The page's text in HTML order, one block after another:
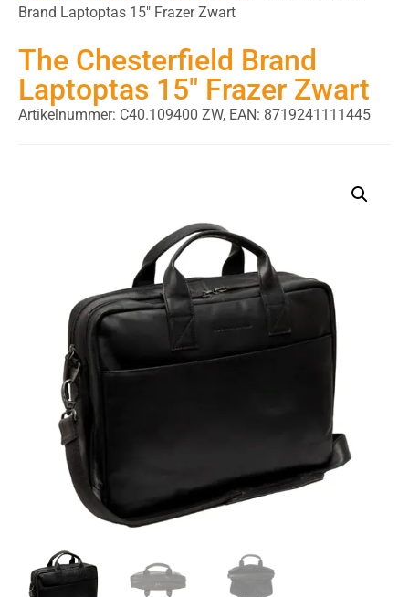
Brand Laptoptas 15″ Frazer Zwart
The Chesterfield Brand
Laptoptas 15″ Frazer Zwart
Artikelnummer: C40.109400 ZW, EAN: 8719241111445